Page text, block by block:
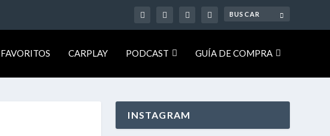
FAVORITOS CARPLAY PODCAST GUÍA DE COMPRA
INSTAGRAM